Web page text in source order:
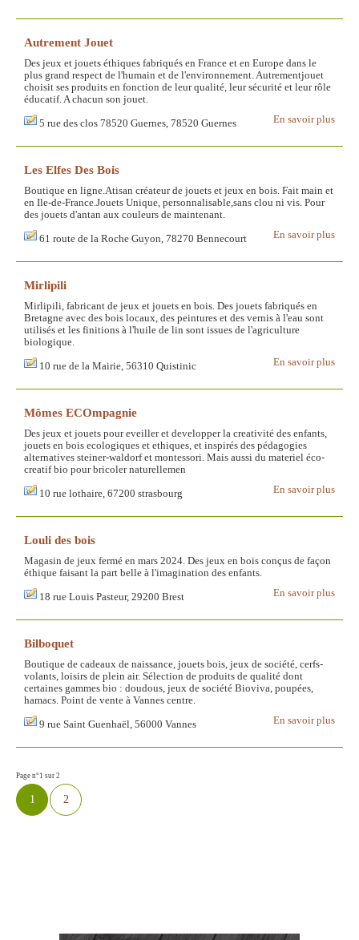
Autrement Jouet
Des jeux et jouets éthiques fabriqués en France et en Europe dans le
plus grand respect de l'humain et de l'environnement. Autrementjouet
choisit ses produits en fonction de leur qualité, leur sécurité et leur rôle
éducatif. A chacun son jouet.
En savoir plus
5 rue des clos 78520 Guernes, 78520 Guernes
Les Elfes Des Bois
Boutique en ligne.Atisan créateur de jouets et jeux en bois. Fait main et
en Ile-de-France.Jouets Unique, personnalisable,sans clou ni vis. Pour
des jouets d'antan aux couleurs de maintenant.
En savoir plus
61 route de la Roche Guyon, 78270 Bennecourt
Mirlipili
Mirlipili, fabricant de jeux et jouets en bois. Des jouets fabriqués en
Bretagne avec des bois locaux, des peintures et des vernis à l'eau sont
utilisés et les finitions à l'huile de lin sont issues de l'agriculture
biologique.
En savoir plus
10 rue de la Mairie, 56310 Quistinic
Mômes ECOmpagnie
Des jeux et jouets pour eveiller et developper la creativité des enfants,
jouets en bois ecologiques et ethiques, et inspirés des pédagogies
alternatives steiner-waldorf et montessori. Mais aussi du materiel éco-
creatif bio pour bricoler naturellemen
En savoir plus
10 rue lothaire, 67200 strasbourg
Louli des bois
Magasin de jeux fermé en mars 2024. Des jeux en bois conçus de façon
éthique faisant la part belle à l'imagination des enfants.
En savoir plus
18 rue Louis Pasteur, 29200 Brest
Bilboquet
Boutique de cadeaux de naissance, jouets bois, jeux de société, cerfs-
volants, loisirs de plein air. Sélection de produits de qualité dont
certaines gammes bio : doudous, jeux de société Bioviva, poupées,
hamacs. Point de vente à Vannes centre.
En savoir plus
9 rue Saint Guenhaël, 56000 Vannes
Page n°1 sur 2
1 2